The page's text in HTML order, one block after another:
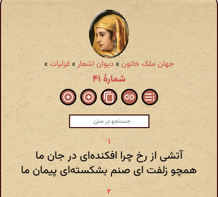
جهان ملک خاتون»دیوان اشعار»غزلیات»
شمارهٔ ۴۱
آتشی از رخ چرا افکنده‌ای در جان ما
همچو زلفت ای صنم بشکسته‌ای پیمان ما